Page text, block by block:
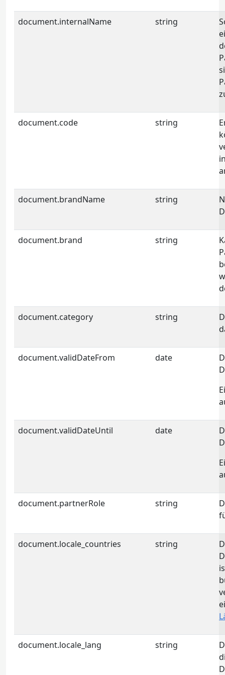
document.internalName string
document.code string
document.brandName string
document.brand string
document.category string
document.validDateFrom date
document.validDateUntil date
document.partnerRole string
document.locale_countries string
document.locale_lang string